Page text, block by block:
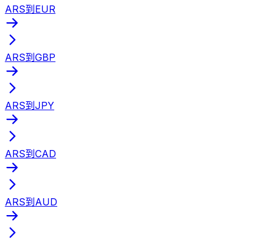
ARS到EUR
ARS到GBP
ARS到JPY
ARS到CAD
ARS到AUD